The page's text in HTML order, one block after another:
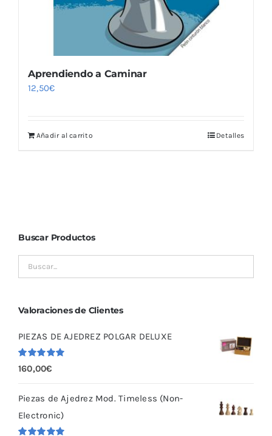
Aprendiendo a Caminar
12,50€
Añadir al carrito Detalles
Buscar Productos
Valoraciones de Clientes
PIEZAS DE AJEDREZ POLGAR DELUXE
Valorado
con 5.00
160,00€
Piezas de Ajedrez Mod. Timeless (Non-
Electronic)